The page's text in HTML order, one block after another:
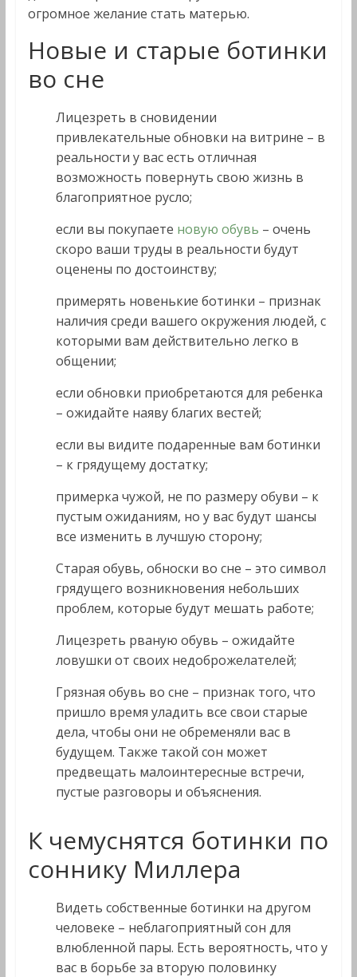
огромное желание стать матерью.
Новые и старые ботинки
во сне
Лицезреть в сновидении
привлекательные обновки на витрине – в
реальности у вас есть отличная
возможность повернуть свою жизнь в
благоприятное русло;
если вы покупаете новую обувь – очень
скоро ваши труды в реальности будут
оценены по достоинству;
примерять новенькие ботинки – признак
наличия среди вашего окружения людей, с
которыми вам действительно легко в
общении;
если обновки приобретаются для ребенка
– ожидайте наяву благих вестей;
если вы видите подаренные вам ботинки
– к грядущему достатку;
примерка чужой, не по размеру обуви – к
пустым ожиданиям, но у вас будут шансы
все изменить в лучшую сторону;
Старая обувь, обноски во сне – это символ
грядущего возникновения небольших
проблем, которые будут мешать работе;
Лицезреть рваную обувь – ожидайте
ловушки от своих недоброжелателей;
Грязная обувь во сне – признак того, что
пришло время уладить все свои старые
дела, чтобы они не обременяли вас в
будущем. Также такой сон может
предвещать малоинтересные встречи,
пустые разговоры и объяснения.
К чемуснятся ботинки по
соннику Миллера
Видеть собственные ботинки на другом
человеке – неблагоприятный сон для
влюбленной пары. Есть вероятность, что у
вас в борьбе за вторую половинку